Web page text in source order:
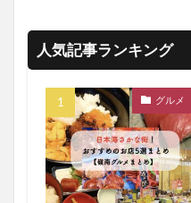
人気記事ランキング
グルメ